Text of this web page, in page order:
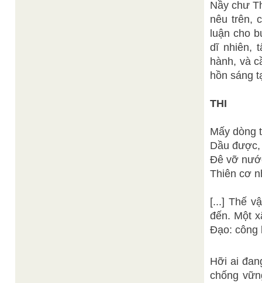
Nầy chư
nêu trên,
luận cho
dĩ nhiên,
hành, và
hồn sáng
THI
Mấy dòng
Dầu được,
Đê vỡ
Thiên cơ
[...] Thế
đến. Một
Đạo: công
Hỡi ai
chống